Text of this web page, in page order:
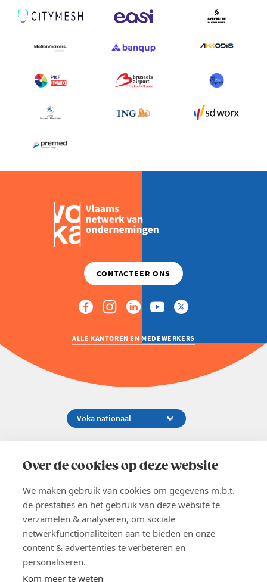
Over de cookies op deze website
We maken gebruik van cookies om gegevens m.b.t.
de prestaties en het gebruik van deze website te
verzamelen & analyseren, om sociale
netwerkfunctionaliteiten aan te bieden en onze
content & advertenties te verbeteren en
personaliseren.
Kom meer te weten
ALLE KANTOREN EN MEDEWERKERS
02 229 81 11
EN